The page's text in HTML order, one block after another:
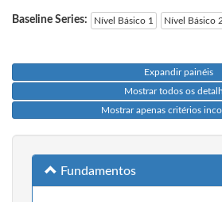
Baseline Series: Nível Básico 1 Nível Básico 2
Expandir painéis
Mostrar todos os
Mostrar apenas critérios
Fundamentos